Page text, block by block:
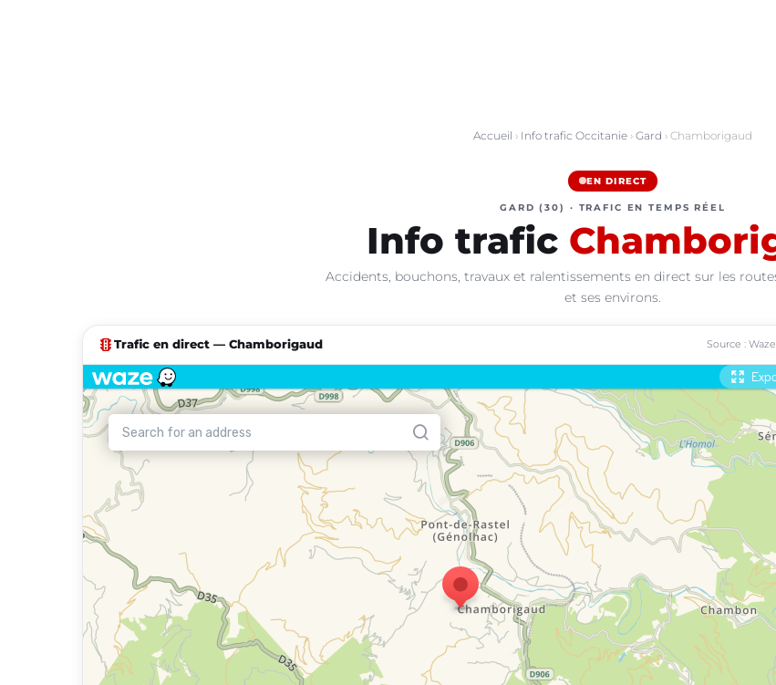
Accueil › Info trafic Occitanie › Gard › Chamborigaud
EN DIRECT
GARD (30) · TRAFIC EN TEMPS RÉEL
Info trafic
Accidents, bouchons, travaux et ralentissements en direct sur les
et ses environs.
traffic Trafic en direct — Chamborigaud Source :